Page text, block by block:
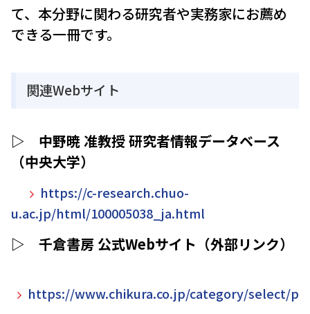
て、本分野に関わる研究者や実務家にお薦め
できる一冊です。
関連Webサイト
▷ 中野暁 准教授 研究者情報データベース
（中央大学）
https://c-research.chuo-
u.ac.jp/html/100005038_ja.html
▷ 千倉書房 公式Webサイト（外部リンク）
https://www.chikura.co.jp/category/select/